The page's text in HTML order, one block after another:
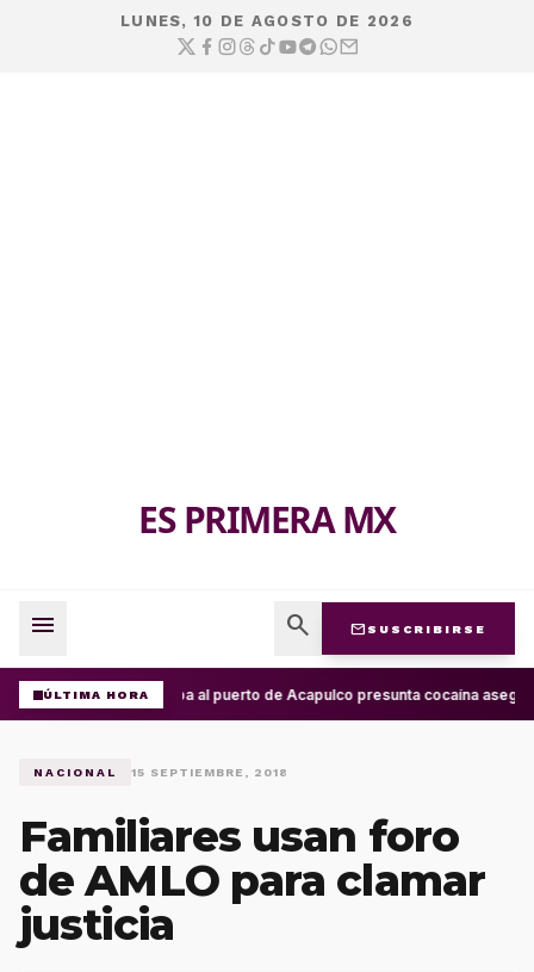
LUNES, 10 DE AGOSTO DE 2026
ES PRIMERA MX
menu search mail SUSCRIBIRSE
ÚLTIMA HORAArriba al puerto de Acapulco presunta cocaína
NACIONAL 15 SEPTIEMBRE, 2018
Familiares usan foro
de AMLO para clamar
justicia